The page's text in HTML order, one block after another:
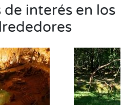
ningún concepto!
de interés en los